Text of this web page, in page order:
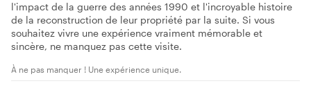
l'impact de la guerre des années 1990 et l'incroyable histoire
de la reconstruction de leur propriété par la suite. Si vous
souhaitez vivre une expérience vraiment mémorable et
sincère, ne manquez pas cette visite.
À ne pas manquer ! Une expérience unique.